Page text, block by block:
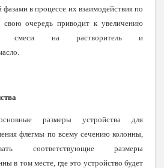
в процессе их взаимодействия по
очередь приводит к увеличению
смеси на растворитель и
размеры устройства для
флегмы по всему сечению колонны,
соответствующие размеры
в том месте, где это устройство будет